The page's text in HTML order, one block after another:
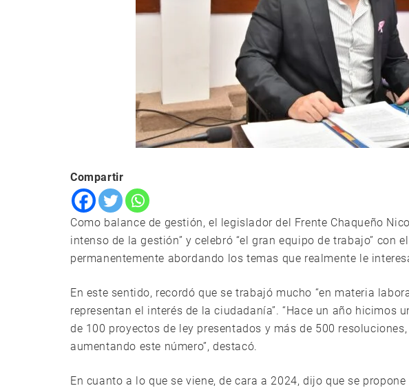
Compartir
Como balance de gestión, el legislador del Frente Chaqueño
intenso de la gestión” y celebró “el gran equipo de trabajo” con
permanentemente abordando los temas que realmente le
En este sentido, recordó que se trabajó mucho “en materia
representan el interés de la ciudadanía”. “Hace un año hicimos
de 100 proyectos de ley presentados y más de 500
aumentando este número”, destacó.
En cuanto a lo que se viene, de cara a 2024, dijo que se